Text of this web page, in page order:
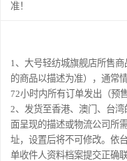
准！
1、大号轻纺城旗舰店所售
的商品以描述为准），通常
72小时内所有订单发出（预
2、发货至香港、澳门、台
面呈现的描述或物流公司所
址，设置后将不可修改。依
单收件人资料档案提交正确